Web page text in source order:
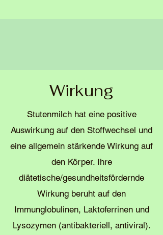
Wirkung
Stutenmilch hat eine positive
Auswirkung auf den Stoffwechsel und
eine allgemein stärkende Wirkung auf
den Körper. Ihre
diätetische/gesundheitsfördernde
Wirkung beruht auf den
Immunglobulinen, Laktoferrinen und
Lysozymen (antibakteriell, antiviral).